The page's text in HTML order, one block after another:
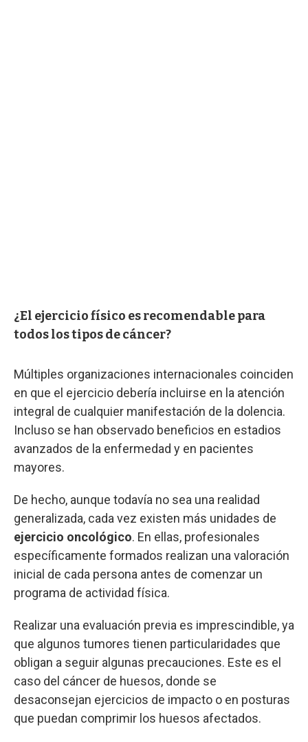
¿El ejercicio físico es recomendable para
todos los tipos de cáncer?
Múltiples organizaciones internacionales coinciden
en que el ejercicio debería incluirse en la atención
integral de cualquier manifestación de la dolencia.
Incluso se han observado beneficios en estadios
avanzados de la enfermedad y en pacientes
mayores.
De hecho, aunque todavía no sea una realidad
generalizada, cada vez existen más unidades de
ejercicio oncológico. En ellas, profesionales
específicamente formados realizan una valoración
inicial de cada persona antes de comenzar un
programa de actividad física.
Realizar una evaluación previa es imprescindible, ya
que algunos tumores tienen particularidades que
obligan a seguir algunas precauciones. Este es el
caso del cáncer de huesos, donde se
desaconsejan ejercicios de impacto o en posturas
que puedan comprimir los huesos afectados.